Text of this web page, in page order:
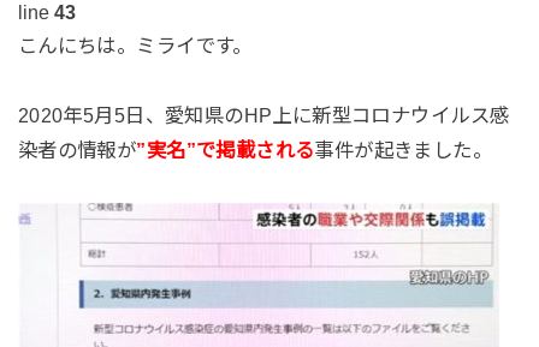
line 43
こんにちは。ミライです。
2020年5月5日、愛知県のHP上に新型コロナウイルス感
染者の情報が”実名”で掲載される事件が起きました。